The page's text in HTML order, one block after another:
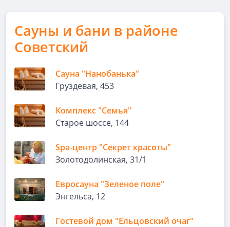
Сауны и бани в районе
Советский
Сауна "Нанобанька"
Груздевая, 453
Комплекс "Семья"
Старое шоссе, 144
Spa-центр "Секрет красоты"
Золотодолинская, 31/1
Евросауна "Зеленое поле"
Энгельса, 12
Гостевой дом "Ельцовский очаг"